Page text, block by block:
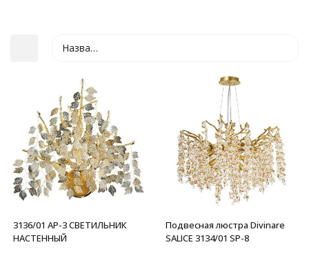
Название
покупателей
3136/01 AP-3 СВЕТИЛЬНИК
НАСТЕННЫЙ
Подвесная люстра Divinare
SALICE 3134/01 SP-8